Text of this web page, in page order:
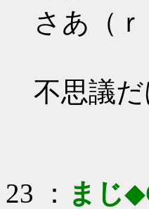
さあ（ｒ
不思議
23 ： まじ